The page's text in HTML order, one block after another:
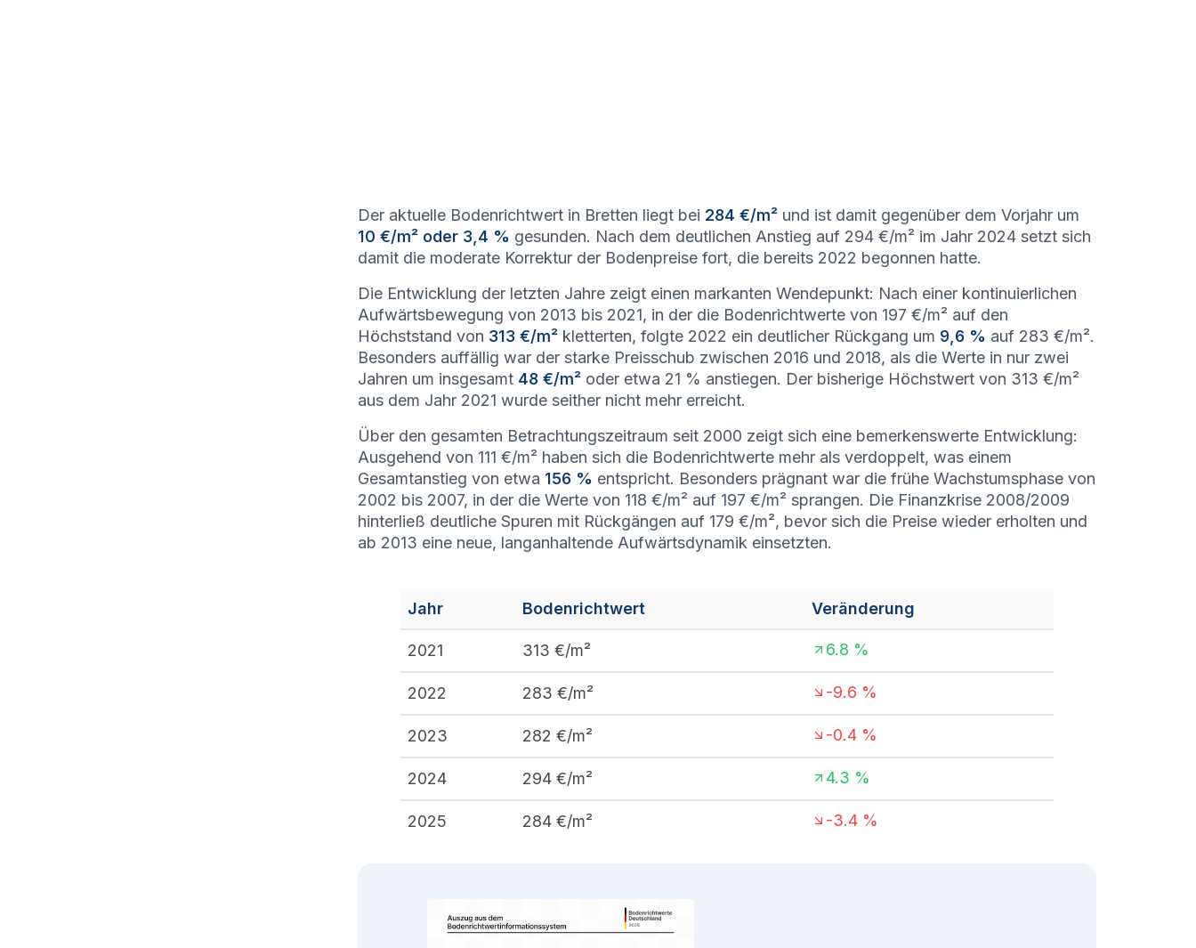
Der aktuelle Bodenrichtwert in Bretten liegt bei 284 €/m² und ist damit gegenüber dem Vorjahr um
10 €/m² oder 3,4 % gesunden. Nach dem deutlichen Anstieg auf 294 €/m² im Jahr 2024 setzt sich
damit die moderate Korrektur der Bodenpreise fort, die bereits 2022 begonnen hatte.
Die Entwicklung der letzten Jahre zeigt einen markanten Wendepunkt: Nach einer kontinuierlichen
Aufwärtsbewegung von 2013 bis 2021, in der die Bodenrichtwerte von 197 €/m² auf den
Höchststand von 313 €/m² kletterten, folgte 2022 ein deutlicher Rückgang um 9,6 % auf 283 €/m².
Besonders auffällig war der starke Preisschub zwischen 2016 und 2018, als die Werte in nur zwei
Jahren um insgesamt 48 €/m² oder etwa 21 % anstiegen. Der bisherige Höchstwert von 313 €/m²
aus dem Jahr 2021 wurde seither nicht mehr erreicht.
Über den gesamten Betrachtungszeitraum seit 2000 zeigt sich eine bemerkenswerte Entwicklung:
Ausgehend von 111 €/m² haben sich die Bodenrichtwerte mehr als verdoppelt, was einem
Gesamtanstieg von etwa 156 % entspricht. Besonders prägnant war die frühe Wachstumsphase von
2002 bis 2007, in der die Werte von 118 €/m² auf 197 €/m² sprangen. Die Finanzkrise 2008/2009
hinterließ deutliche Spuren mit Rückgängen auf 179 €/m², bevor sich die Preise wieder erholten und
ab 2013 eine neue, langanhaltende Aufwärtsdynamik einsetzten.
Jahr Bodenrichtwert Veränderung
2021 313 €/m² 6.8 %
2022 283 €/m² -9.6 %
2023 282 €/m² -0.4 %
2024 294 €/m² 4.3 %
2025 284 €/m² -3.4 %